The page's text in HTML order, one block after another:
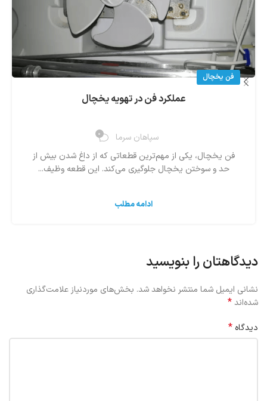
فن یخچال
عملکرد فن در تهویه یخچال
سپاهان سرما 0
فن یخچال، یکی از مهم‌ترین قطعاتی که از داغ شدن بیش از
حد و سوختن یخچال جلوگیری می‌کند. این قطعه وظیف...
ادامه مطلب
دیدگاهتان را بنویسید
نشانی ایمیل شما منتشر نخواهد شد. بخش‌های موردنیاز علامت‌گذاری
شده‌اند*
دیدگاه *